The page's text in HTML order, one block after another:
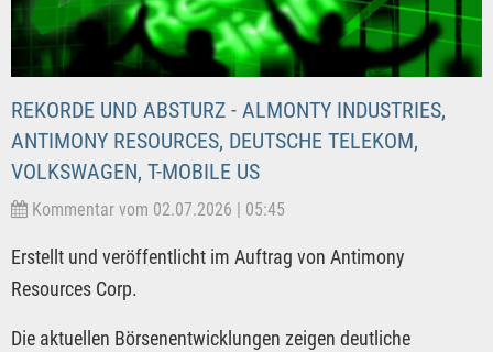
REKORDE UND ABSTURZ - ALMONTY INDUSTRIES,
ANTIMONY RESOURCES, DEUTSCHE TELEKOM,
VOLKSWAGEN, T-MOBILE US
Kommentar vom 02.07.2026 | 05:45
Erstellt und veröffentlicht im Auftrag von Antimony
Resources Corp.
Die aktuellen Börsenentwicklungen zeigen deutliche